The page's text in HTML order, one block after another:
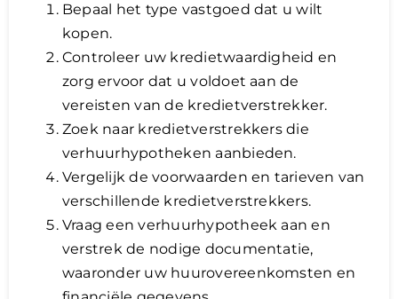
Bepaal het type vastgoed dat u wilt
kopen.
Controleer uw kredietwaardigheid en
zorg ervoor dat u voldoet aan de
vereisten van de kredietverstrekker.
Zoek naar kredietverstrekkers die
verhuurhypotheken aanbieden.
Vergelijk de voorwaarden en tarieven van
verschillende kredietverstrekkers.
Vraag een verhuurhypotheek aan en
verstrek de nodige documentatie,
waaronder uw huurovereenkomsten en